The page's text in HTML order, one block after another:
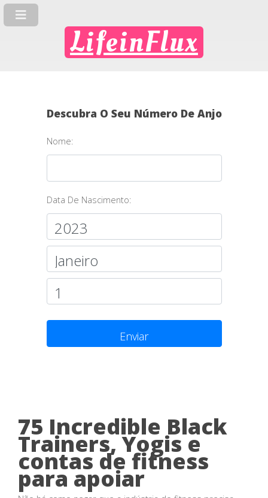
LifeinFlux
Descubra O Seu Número De Anjo
Nome:
Data De Nascimento:
Enviar
75 Incredible Black
Trainers, Yogis e
contas de fitness
para apoiar